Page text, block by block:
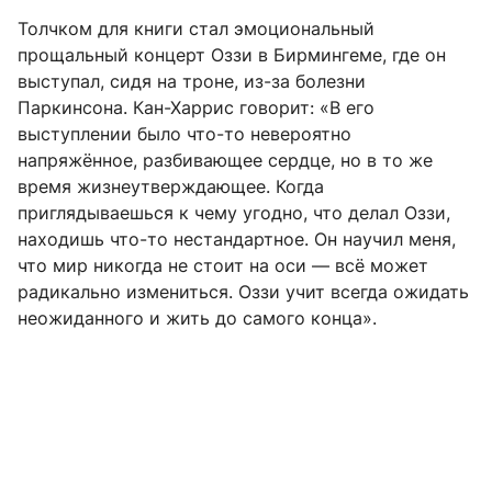
Толчком для книги стал эмоциональный
прощальный концерт Оззи в Бирмингеме, где он
выступал, сидя на троне, из-за болезни
Паркинсона. Кан-Харрис говорит: «В его
выступлении было что-то невероятно
напряжённое, разбивающее сердце, но в то же
время жизнеутверждающее. Когда
приглядываешься к чему угодно, что делал Оззи,
находишь что-то нестандартное. Он научил меня,
что мир никогда не стоит на оси — всё может
радикально измениться. Оззи учит всегда ожидать
неожиданного и жить до самого конца».